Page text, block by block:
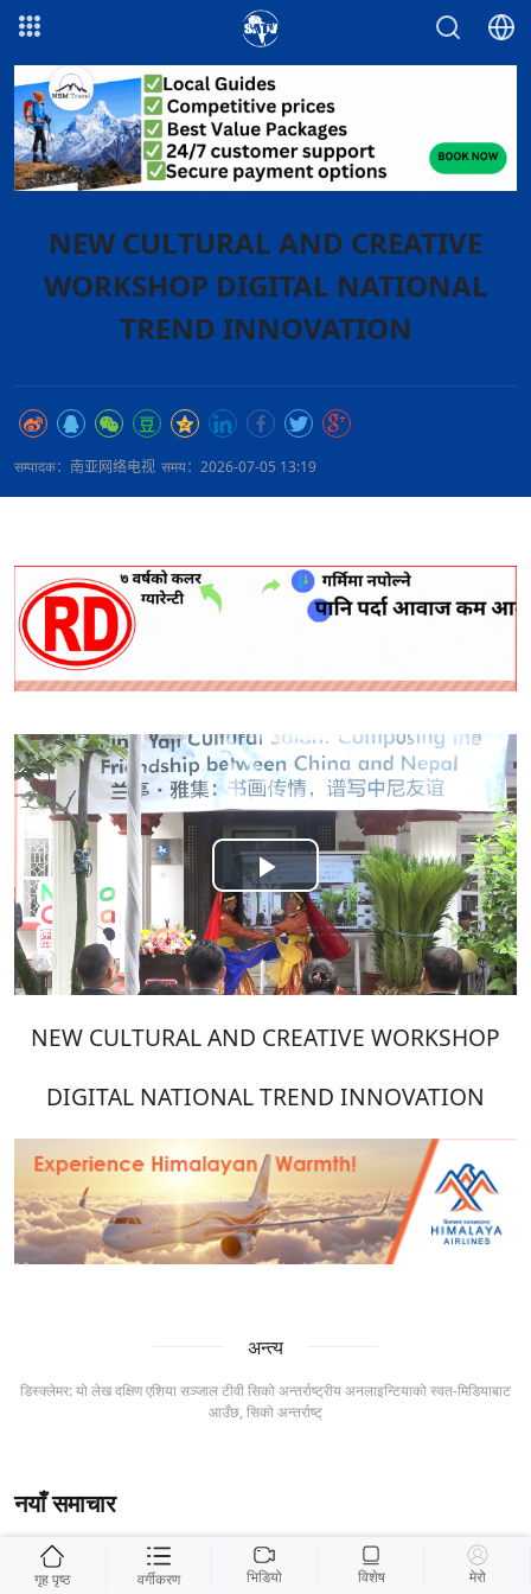
NEW CULTURAL AND CREATIVE
WORKSHOP DIGITAL NATIONAL
TREND INNOVATION
सम्पादक：南亚网络电视 समय：2026-07-05 13:19
Play
Video
NEW CULTURAL AND CREATIVE WORKSHOP
DIGITAL NATIONAL TREND INNOVATION
अन्त्य
डिस्क्लेमर: यो लेख दक्षिण एशिया सञ्जाल टीवी सिको अन्तर्राष्ट्रीय अनलाइन्टियाको स्वत-मिडियाबाट
आउँछ, सिको अन्तर्राष्ट्
नयाँ समाचार
गृह पृष्ठ वर्गीकरण भिडियो विशेष मेरो